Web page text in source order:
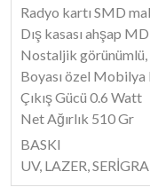
Radyo kartı SMD
Dış kasası ahşap
Nostaljik görünümlü,
Boyası özel Mobilya
Çıkış Gücü 0.6 Watt
Net Ağırlık 510 Gr​
BASKI
UV, LAZER,